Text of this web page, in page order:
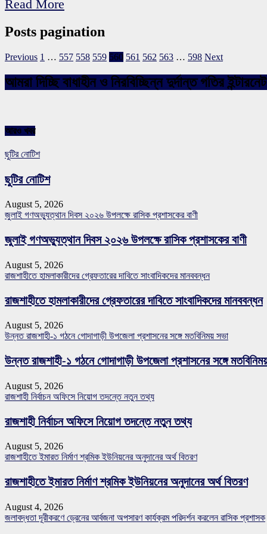
Read More
Posts pagination
Previous 1 … 557 558 559 560 561 562 563 … 598 Next
আমরা দিচ্ছি বাধাহীন ও নিরবিচ্ছিন্ন দুর্দান্ত গতির
আরও খবর
ছুটির নোটিশ
ছুটির নোটিশ
August 5, 2026
জুলাই গণঅভ্যুত্থান দিবস ২০২৬ উপলক্ষে রাসিক প্রশাসকের বাণী
জুলাই গণঅভ্যুত্থান দিবস ২০২৬ উপলক্ষে রাসিক প্রশাসকের বাণী
August 5, 2026
রাজশাহীতে হামলাকারীদের গ্রেফতারের দাবিতে সাংবাদিকদের মানববন্ধন
রাজশাহীতে হামলাকারীদের গ্রেফতারের দাবিতে সাংবাদিকদের মানববন্ধন
August 5, 2026
উন্নত রাজশাহী-১ গঠনে গোদাগাড়ী উপজেলা প্রশাসনের সঙ্গে মতবিনিময় সভা
উন্নত রাজশাহী-১ গঠনে গোদাগাড়ী উপজেলা প্রশাসনের সঙ্গে
August 5, 2026
রাজশাহী নির্বাচন অফিসে নিয়োগ তদন্তে নতুন তথ্য
রাজশাহী নির্বাচন অফিসে নিয়োগ তদন্তে নতুন তথ্য
August 5, 2026
রাজশাহীতে ইমারত নির্মাণ শ্রমিক ইউনিয়নের অনুদানের অর্থ বিতরণ
রাজশাহীতে ইমারত নির্মাণ শ্রমিক ইউনিয়নের অনুদানের অর্থ বিতরণ
August 4, 2026
জলাবদ্ধতা দূরীকরণে ড্রেনের আর্বজনা অপসারণ কার্যক্রম পরিদর্শন করলেন রাসিক প্রশাসক